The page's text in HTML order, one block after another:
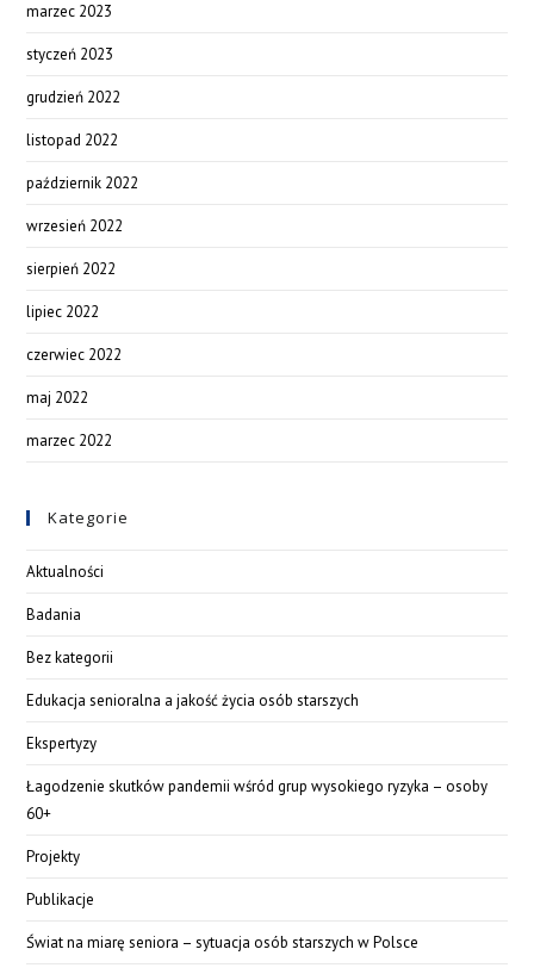
marzec 2023
styczeń 2023
grudzień 2022
listopad 2022
październik 2022
wrzesień 2022
sierpień 2022
lipiec 2022
czerwiec 2022
maj 2022
marzec 2022
Kategorie
Aktualności
Badania
Bez kategorii
Edukacja senioralna a jakość życia osób starszych
Ekspertyzy
Łagodzenie skutków pandemii wśród grup wysokiego ryzyka – osoby
60+
Projekty
Publikacje
Świat na miarę seniora – sytuacja osób starszych w Polsce